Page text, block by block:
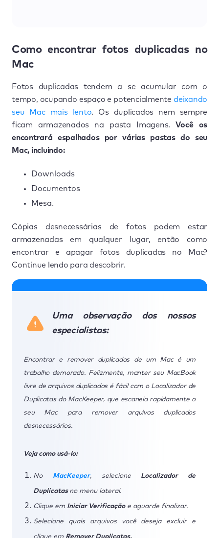
Como encontrar fotos duplicadas no
Mac
Fotos duplicadas tendem a se acumular com o
tempo, ocupando espaço e potencialmente deixando
seu Mac mais lento. Os duplicados nem sempre
ficam armazenados na pasta Imagens.Você os
encontrará espalhados por várias pastas do seu
Mac, incluindo:
Downloads
Documentos
Mesa.
Cópias desnecessárias de fotos podem estar
armazenadas em qualquer lugar, então como
encontrar e apagar fotos duplicadas no Mac?
Continue lendo para descobrir.
Uma observação dos nossos
especialistas:
Encontrar e remover duplicados de um Mac é um
trabalho demorado. Felizmente, manter seu MacBook
livre de arquivos duplicados é fácil com o Localizador de
Duplicatas do MacKeeper, que escaneia rapidamente o
seu Mac para remover arquivos duplicados
desnecessários.
Veja como usá-lo:
No MacKeeper, selecione Localizador de
Duplicatas no menu lateral.
Clique em Iniciar Verificaçãoe aguarde finalizar.
Selecione quais arquivos você deseja excluir e
clique em Remover Duplicatas.